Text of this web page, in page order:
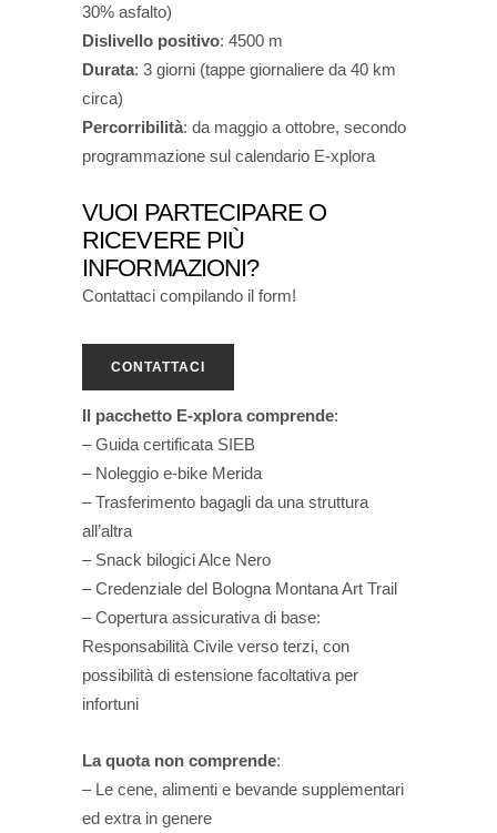
30% asfalto)
Dislivello positivo: 4500 m
Durata: 3 giorni (tappe giornaliere da 40 km
circa)
Percorribilità: da maggio a ottobre, secondo
programmazione sul calendario E-xplora
VUOI PARTECIPARE O
RICEVERE PIÙ
INFORMAZIONI?
Contattaci compilando il form!
CONTATTACI
Il pacchetto E-xplora comprende:
– Guida certificata SIEB
– Noleggio e-bike Merida
– Trasferimento bagagli da una struttura
all’altra
– Snack bilogici Alce Nero
– Credenziale del Bologna Montana Art Trail
– Copertura assicurativa di base:
Responsabilità Civile verso terzi, con
possibilità di estensione facoltativa per
infortuni
La quota non comprende:
– Le cene, alimenti e bevande supplementari
ed extra in genere